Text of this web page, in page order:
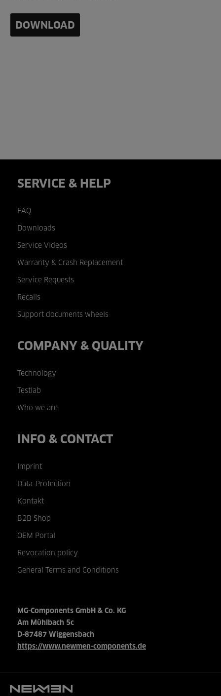
DOWNLOAD
SERVICE & HELP
FAQ
Downloads
Service Videos
Warranty & Crash Replacement
Service Requests
Recalls
Support documents wheels
COMPANY & QUALITY
Technology
Testlab
Who we are
INFO & CONTACT
Imprint
Data-Protection
Kontakt
B2B Shop
OEM Portal
Revocation policy
General Terms and Conditions
MG-Components GmbH & Co. KG
Am Mühlbach 5c
D-87487 Wiggensbach
https://www.newmen-components.de